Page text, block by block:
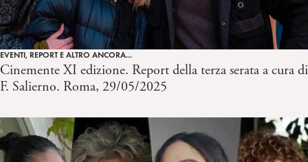
EVENTI, REPORT E ALTRO ANCORA...
Cinemente XI edizione. Report della terza serata a cura di
F. Salierno. Roma, 29/05/2025